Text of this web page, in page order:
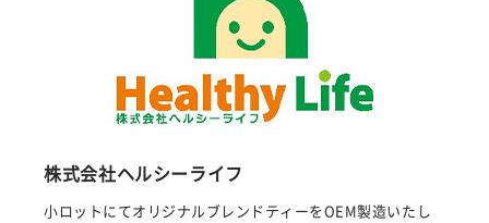
株式会社ヘルシーライフ
小ロットにてオリジナルブレンドティーをOEM製造いたし